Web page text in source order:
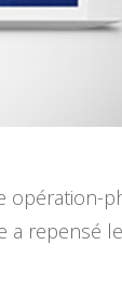
opération-
a repensé